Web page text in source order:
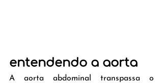
entendendo a aorta
A aorta abdominal transpassa o